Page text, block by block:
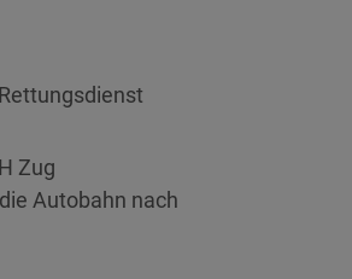
Zug
Autobahn nach